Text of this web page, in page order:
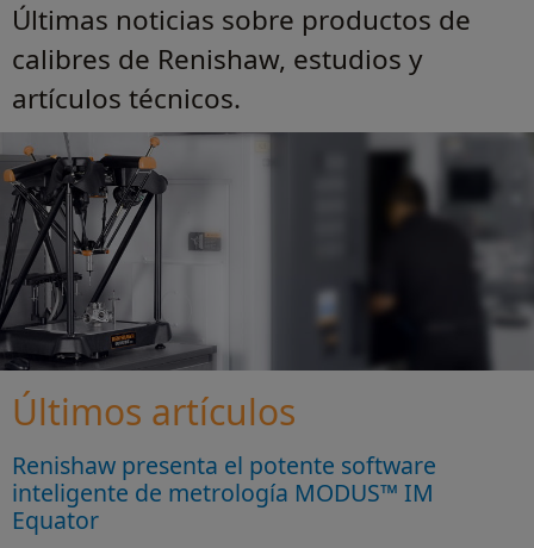
Últimas noticias sobre productos de
calibres de Renishaw, estudios y
artículos técnicos.
Últimos artículos
Renishaw presenta el potente software
inteligente de metrología MODUS™ IM
Equator